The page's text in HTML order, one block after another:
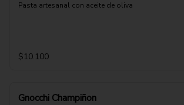
Pasta artesanal con aceite de oliva
$10.100
Gnocchi Champiñon